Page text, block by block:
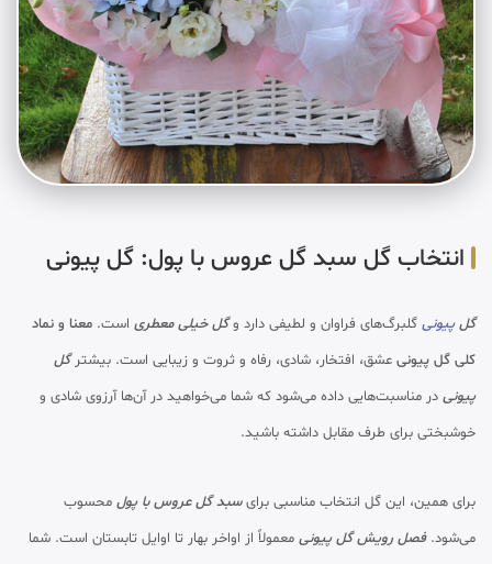
انتخاب گل سبد گل عروس با پول: گل پیونی
گلپیونی گلبرگ‌های فراوان و لطیفی دارد وگل خیلی معطری است. معنا و نماد
کلی گل پیونی عشق، افتخار، شادی، رفاه و ثروت و زیبایی است. بیشترگل
پیونی در مناسبت‌هایی داده می‌شود که شما می‌خواهید در آن‌ها آرزوی شادی و
خوشبختی برای طرف مقابل داشته باشید.
برای همین، این گل انتخاب مناسبی برای سبد گل عروس با پول محسوب
می‌شود.فصل رویش گل پیونی معمولاً از اواخر بهار تا اوایل تابستان است. شما